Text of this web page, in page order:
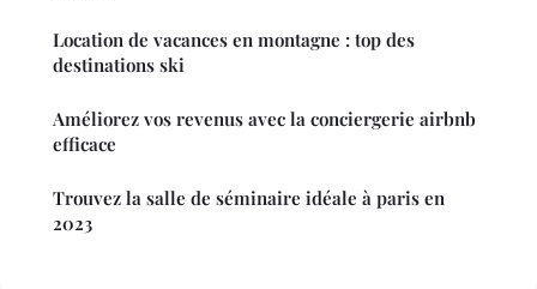
Location de vacances en montagne : top des
destinations ski
Améliorez vos revenus avec la conciergerie airbnb
efficace
Trouvez la salle de séminaire idéale à paris en
2023